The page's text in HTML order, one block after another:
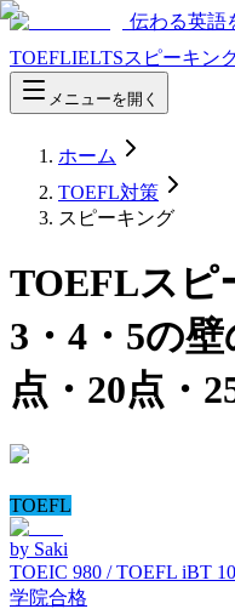
伝わる英語
TOEFLIELTSスピーキン
メニューを開く
ホーム
TOEFL対策
スピーキング
TOEFLスピ
3・4・5の
点・20点・
TOEFL
by Saki
TOEIC 980 / TOEFL iBT
学院合格